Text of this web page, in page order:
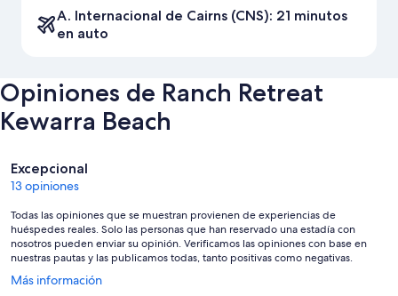
A. Internacional de Cairns (CNS): 21 minutos
en auto
Opiniones de Ranch Retreat
Kewarra Beach
Opiniones
Excepcional
13 opiniones
Todas las opiniones que se muestran provienen de experiencias de
huéspedes reales. Solo las personas que han reservado una estadía con
nosotros pueden enviar su opinión. Verificamos las opiniones con base en
nuestras pautas y las publicamos todas, tanto positivas como negativas.
Más información
Se